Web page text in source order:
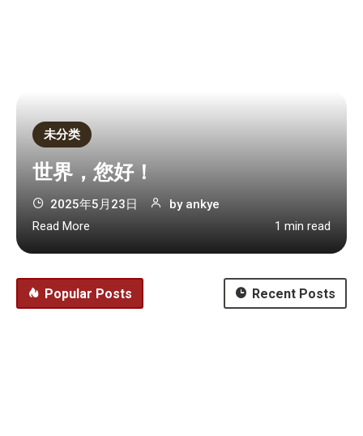
未分类
世界，您好！
2025年5月23日 by ankye
Read More
1 min read
Popular Posts Recent Posts